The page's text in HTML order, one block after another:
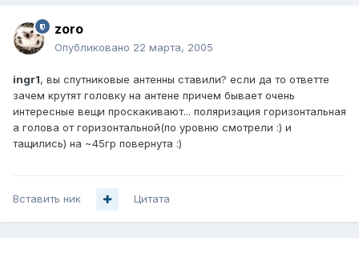
zoro
Опубликовано 22 марта, 2005
ingr1, вы спутниковые антенны ставили? если да то ответте
зачем крутят головку на антене причем бывает очень
интересные вещи проскакивают... поляризация горизонтальная
а голова от горизонтальной(по уровню смотрели :) и
тащились) на ~45гр повернута :)
Вставить ник Цитата